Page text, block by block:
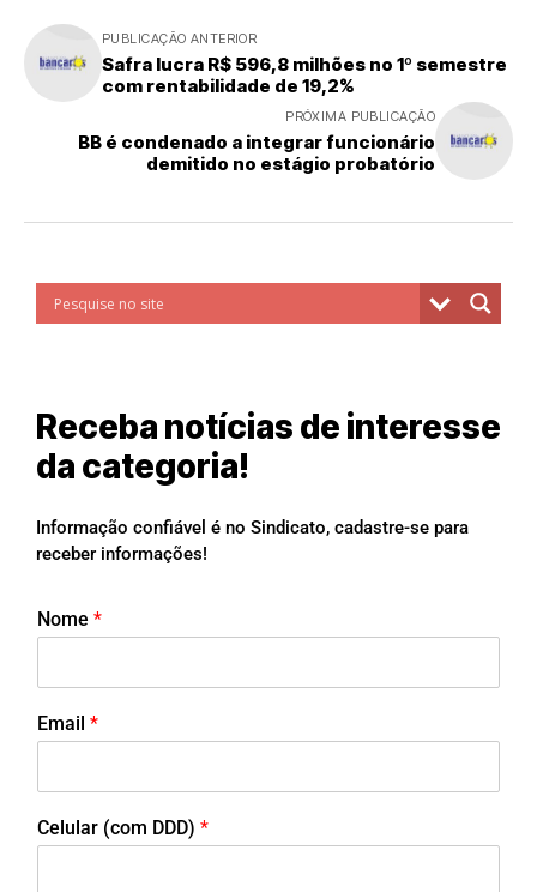
PUBLICAÇÃO ANTERIOR
Safra lucra R$ 596,8 milhões no 1º semestre
com rentabilidade de 19,2%
PRÓXIMA PUBLICAÇÃO
BB é condenado a integrar funcionário
demitido no estágio probatório
Receba notícias de interesse
da categoria!
Informação confiável é no Sindicato, cadastre-se para
receber informações!
Nome *
Email *
Celular (com DDD) *